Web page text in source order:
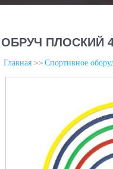
ОБРУЧ ПЛОСКИЙ
Главная Спортивное